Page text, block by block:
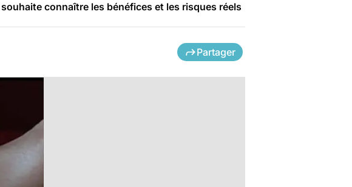
connaître les bénéfices et les risques réels
Partager